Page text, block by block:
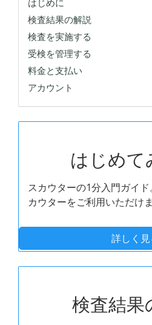
はじめに
検査結果の解説
検査を実施する
受検を管理する
料金と支払い
アカウント
はじめて
スカウターの1分入門ガイ
カウターをご利用いただけま
詳しく見
検査結果